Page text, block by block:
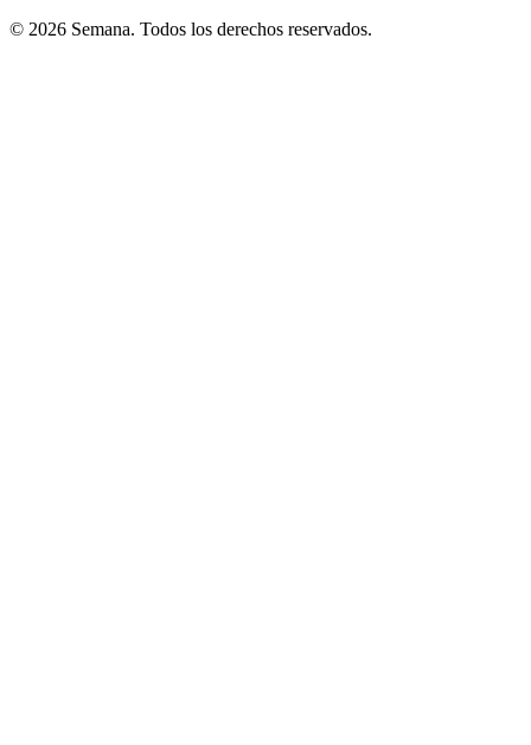
© 2026 Semana. Todos los derechos reservados.